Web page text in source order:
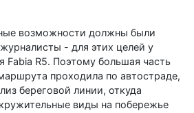
возможности должны были
- для этих целей у
Fabia R5. Поэтому большая часть
проходила по автостраде,
береговой линии, откуда
виды на побережье